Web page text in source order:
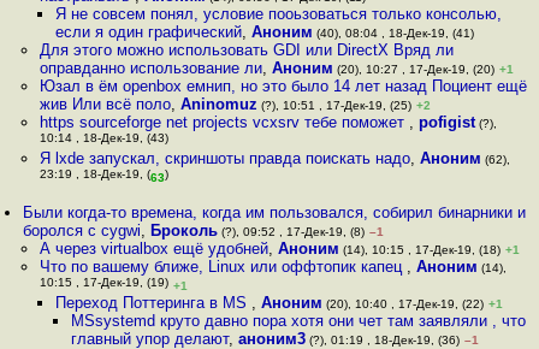
Я не совсем понял, условие пооьзоваться только консолью,
если я один графический, Аноним (40), 08:04 , 18-Дек-19, (41)
Для этого можно использовать GDI или DirectX Вряд ли
оправданно использование ли, Аноним (20), 10:27 , 17-Дек-19, (20) +1
Юзал в ём openbox емнип, но это было 14 лет назад Поциент ещё
жив Или всё поло, Aninomuz (?), 10:51 , 17-Дек-19, (25) +2
https sourceforge net projects vcxsrv тебе поможет , pofigist(?),
10:14 , 18-Дек-19, (43)
Я lxde запускал, скриншоты правда поискать надо, Аноним (62),
23:19 , 18-Дек-19, (63)
Были когда-то времена, когда им пользовался, собирил бинарники и
боролся с cygwi, Броколь (?), 09:52 , 17-Дек-19, (8) –1
А через virtualbox ещё удобней, Аноним (14), 10:15 , 17-Дек-19, (18) +1
Что по вашему ближе, Linux или оффтопик капец , Аноним (14),
10:15 , 17-Дек-19, (19) +1
Переход Поттеринга в MS , Аноним (20), 10:40 , 17-Дек-19, (22) +1
MSsystemd круто давно пора хотя они чет там заявляли , что
главный упор делают,аноним3 (?), 01:19 , 18-Дек-19, (36) –1